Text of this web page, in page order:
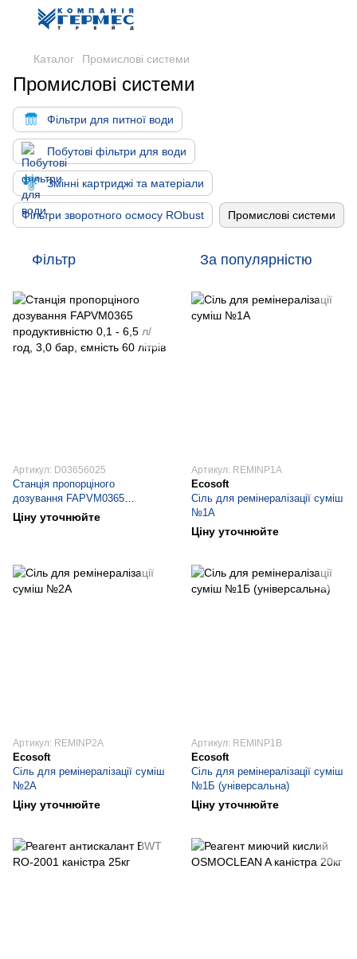
Каталог Промислові системи
Промислові системи
Фільтри для питної води
Побутові фільтри для води
Змінні картриджі та матеріали
Фільтри зворотного осмосу RObust Промислові системи
Фільтр За популярністю
Артикул: D03656025
Станція пропорціного
дозування FAPVM0365
продуктивністю 0,1 - 6,5 л/год,
3,0 бар, ємність 60 літрів
Ціну уточнюйте
Артикул: REMINP1A
Ecosoft
Сіль для ремінералізації суміш
№1А
Ціну уточнюйте
Артикул: REMINP2A
Ecosoft
Сіль для ремінералізації суміш
№2А
Ціну уточнюйте
Артикул: REMINP1B
Ecosoft
Сіль для ремінералізації суміш
№1Б (універсальна)
Ціну уточнюйте